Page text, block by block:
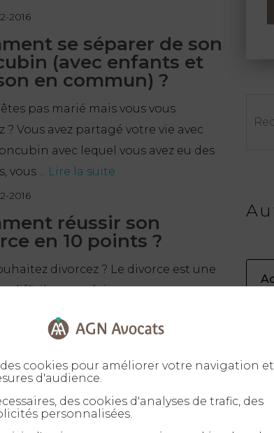
2016
se séparer de son
(avec enfants et
en commun) ?
pas marié mais vous vous
? Vous avez partagé votre vie avec
avec lequel vous avez eu des
vous ... Lire la suite
2016
réussir son
en 10 points ?
divorcez ? Le divorce est une
difficile, pour éviter que cet
Lire la suite
cookies pour améliorer votre navigation et
d'audience.
des cookies d'analyses de trafic, des
personnalisées.